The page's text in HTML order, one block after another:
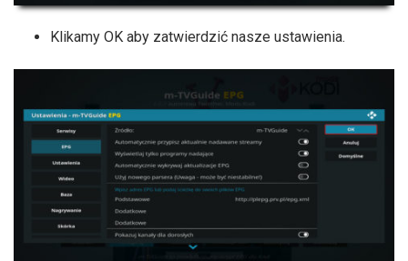
Klikamy OK aby zatwierdzić nasze ustawienia.